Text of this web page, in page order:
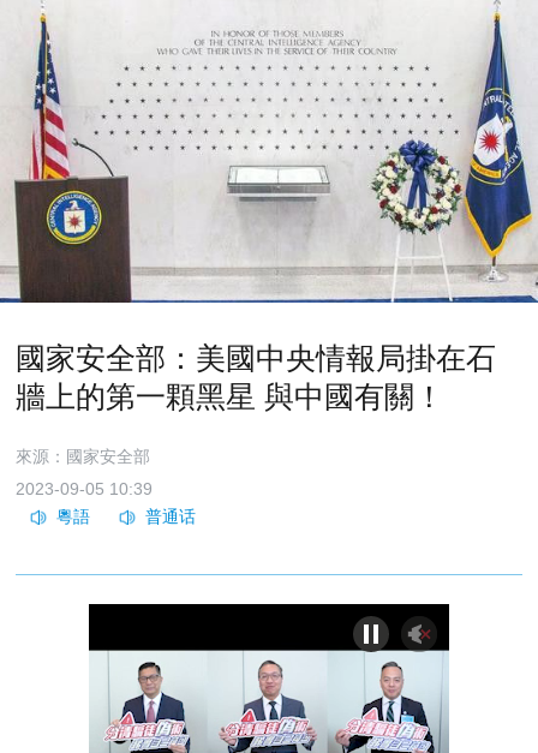
國家安全部：美國中央情報局掛在石
牆上的第一顆黑星 與中國有關！
來源：國家安全部
2023-09-05 10:39